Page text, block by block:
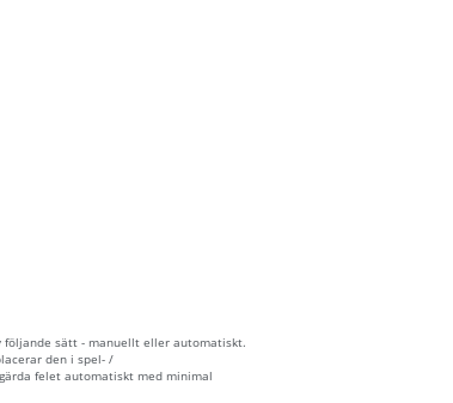
sätt - manuellt eller automatiskt.
den i spel- /
felet automatiskt med minimal